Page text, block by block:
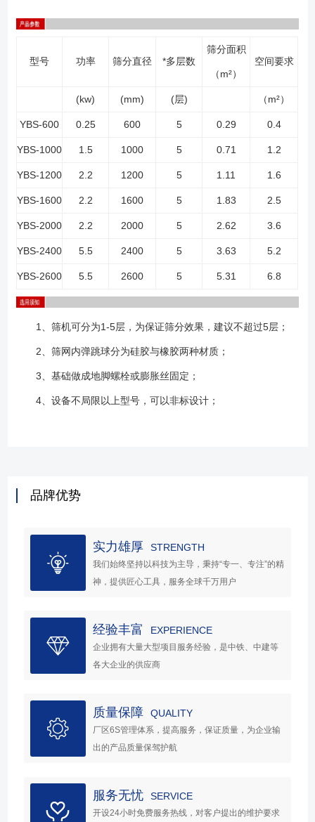
型号 功率 筛分直径 *多层数
筛分面积
（m²）
空间要求
(kw) (mm) (层) （m²）
YBS-600 0.25 600 5 0.29 0.4
YBS-1000 1.5 1000 5 0.71 1.2
YBS-1200 2.2 1200 5 1.11 1.6
YBS-1600 2.2 1600 5 1.83 2.5
YBS-2000 2.2 2000 5 2.62 3.6
YBS-2400 5.5 2400 5 3.63 5.2
YBS-2600 5.5 2600 5 5.31 6.8
1、筛机可分为1-5层，为保证筛分效果，建议不超过5层；
2、筛网内弹跳球分为硅胶与橡胶两种材质；
3、基础做成地脚螺栓或膨胀丝固定；
4、设备不局限以上型号，可以非标设计；
品牌优势
实力雄厚 STRENGTH
我们始终坚持以科技为主导，秉持“专一、专注”的精
神，提供匠心工具，服务全球千万用户
经验丰富 EXPERIENCE
企业拥有大量大型项目服务经验，是中铁、中建等
各大企业的供应商
质量保障 QUALITY
厂区6S管理体系，提高服务，保证质量，为企业输
出的产品质量保驾护航
服务无忧 SERVICE
开设24小时免费服务热线，对客户提出的维护要求